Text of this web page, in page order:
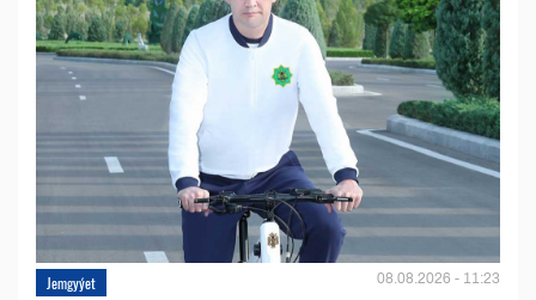
Jemgyýet 08.08.2026 - 11:23